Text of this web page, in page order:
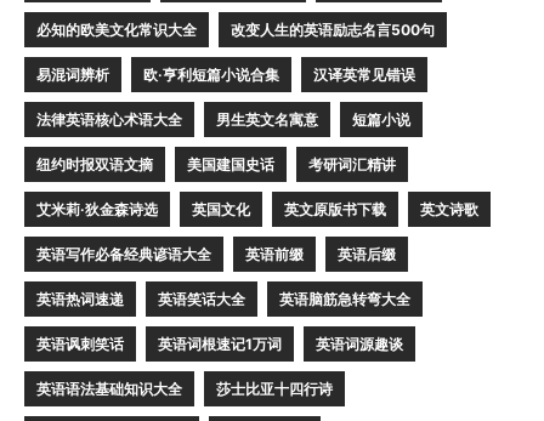
必知的欧美文化常识大全 改变人生的英语励志名言500句
易混词辨析 欧·亨利短篇小说合集 汉译英常见错误
法律英语核心术语大全 男生英文名寓意 短篇小说
纽约时报双语文摘 美国建国史话 考研词汇精讲
艾米莉·狄金森诗选 英国文化 英文原版书下载 英文诗歌
英语写作必备经典谚语大全 英语前缀 英语后缀
英语热词速递 英语笑话大全 英语脑筋急转弯大全
英语讽刺笑话 英语词根速记1万词 英语词源趣谈
英语语法基础知识大全 莎士比亚十四行诗